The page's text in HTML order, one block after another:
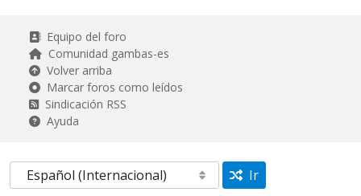
Equipo del foro
Comunidad gambas-es
Volver arriba
Marcar foros como leídos
Sindicación RSS
Ayuda
Ir